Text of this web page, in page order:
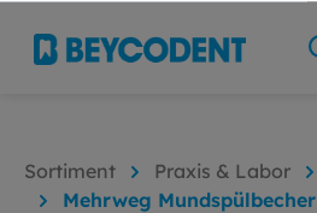
Sortiment Praxis & Labor
Mehrweg Mundspülbecher